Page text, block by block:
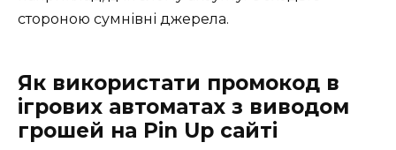
стороною сумнівні джерела.
Як використати промокод в
ігрових автоматах з виводом
грошей на Pin Up сайті